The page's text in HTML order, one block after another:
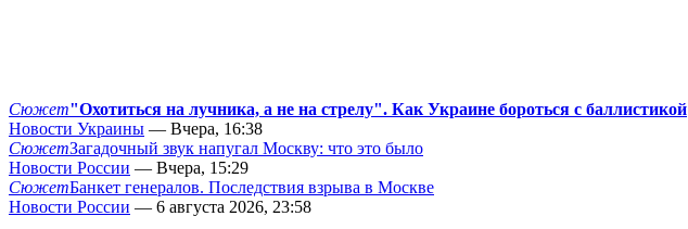
Сюжет"Охотиться на лучника, а не на стрелу". Как Украине бороться с баллистикой
Новости Украины — Вчера, 16:38
СюжетЗагадочный звук напугал Москву: что это было
Новости России — Вчера, 15:29
СюжетБанкет генералов. Последствия взрыва в Москве
Новости России — 6 августа 2026, 23:58